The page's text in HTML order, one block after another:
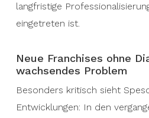
langfristige
eingetreten ist.
Neue Franchises ohne
wachsendes Problem
Besonders kritisch sieht
Entwicklungen: In den